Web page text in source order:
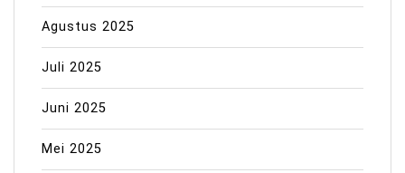
Agustus 2025
Juli 2025
Juni 2025
Mei 2025